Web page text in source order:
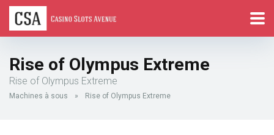
Rise of Olympus Extreme
Rise of Olympus Extreme
Machines à sous » Rise of Olympus Extreme